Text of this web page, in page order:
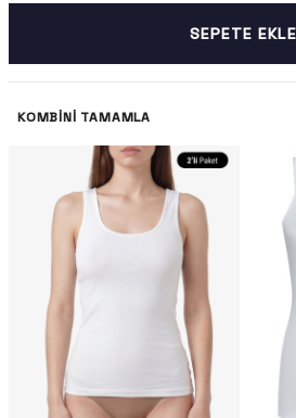
SEPETE EKLE
KOMBINI TAMAMLA